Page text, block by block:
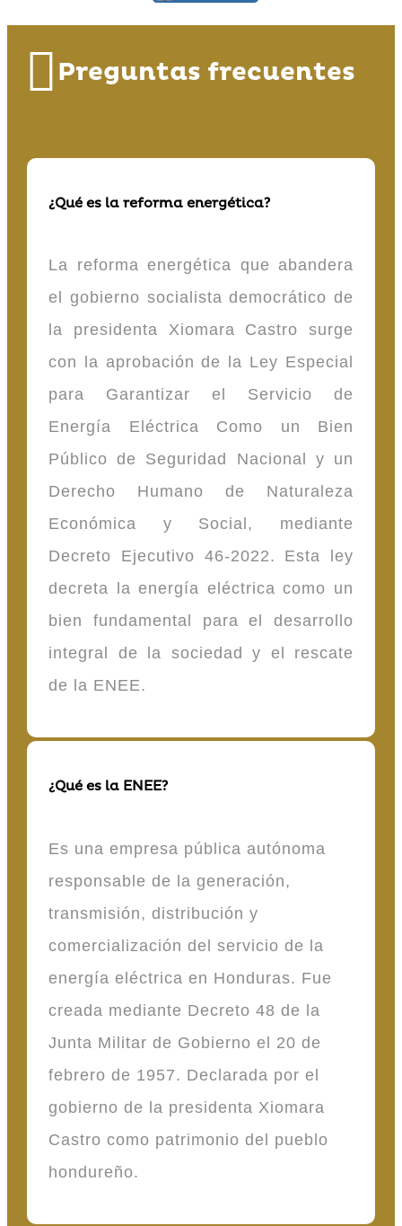
Preguntas frecuentes
¿Qué es la reforma energética?
La reforma energética que abandera
el gobierno socialista democrático de
la presidenta Xiomara Castro surge
con la aprobación de la Ley Especial
para Garantizar el Servicio de
Energía Eléctrica Como un Bien
Público de Seguridad Nacional y un
Derecho Humano de Naturaleza
Económica y Social, mediante
Decreto Ejecutivo 46-2022. Esta ley
decreta la energía eléctrica como un
bien fundamental para el desarrollo
integral de la sociedad y el rescate
de la ENEE.
¿Qué es la ENEE?
Es una empresa pública autónoma
responsable de la generación,
transmisión, distribución y
comercialización del servicio de la
energía eléctrica en Honduras. Fue
creada mediante Decreto 48 de la
Junta Militar de Gobierno el 20 de
febrero de 1957. Declarada por el
gobierno de la presidenta Xiomara
Castro como patrimonio del pueblo
hondureño.